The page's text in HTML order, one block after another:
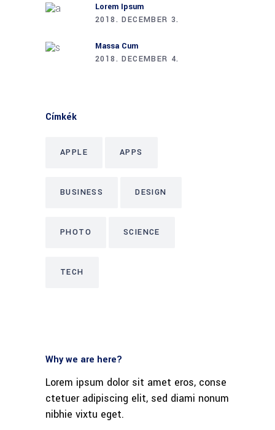
Lorem Ipsum
2018. DECEMBER 3.
Massa Cum
2018. DECEMBER 4.
Címkék
APPLE APPS
BUSINESS DESIGN
PHOTO SCIENCE
TECH
Why we are here?
Lorem ipsum dolor sit amet eros, conse
ctetuer adipiscing elit, sed diami nonum
nibhie vixtu eget.